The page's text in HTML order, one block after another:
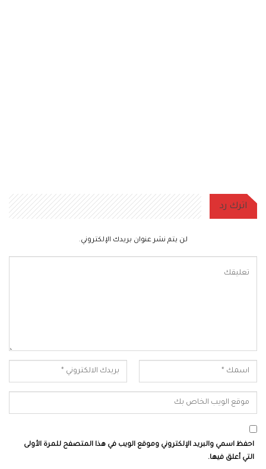
اترك رد
لن يتم نشر عنوان بريدك الإلكتروني.
احفظ اسمي والبريد الإلكتروني وموقع الويب في هذا المتصفح للمرة الأولى
التي أعلق فيها.